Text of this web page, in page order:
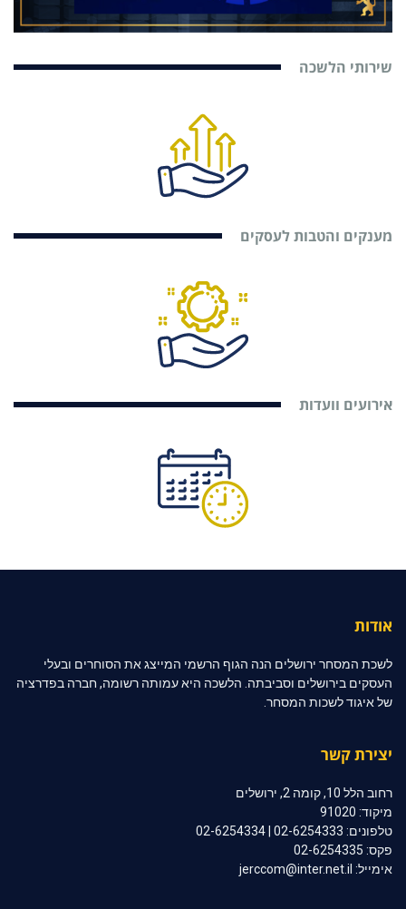
שירותי הלשכה
מענקים והטבות לעסקים
אירועים וועדות
אודות
לשכת המסחר ירושלים הנה הגוף הרשמי המייצג את הסוחרים ובעלי
העסקים בירושלים וסביבתה. הלשכה היא עמותה רשומה, חברה בפדרציה
של איגוד לשכות המסחר.
יצירת קשר
רחוב הלל 10, קומה 2, ירושלים
מיקוד: 91020
טלפונים: 02-6254333 | 02-6254334
פקס: 02-6254335
אימייל: jerccom@inter.net.il